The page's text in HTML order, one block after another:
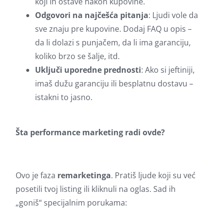
Odgovori na najčešća pitanja: Ljudi vole da
sve znaju pre kupovine. Dodaj FAQ u opis –
da li dolazi s punjačem, da li ima garanciju,
koliko brzo se šalje, itd.
Uključi uporedne prednosti: Ako si jeftiniji,
imaš dužu garanciju ili besplatnu dostavu –
istakni to jasno.
Šta performance marketing radi ovde?
Ovo je faza remarketinga. Pratiš ljude koji su već
posetili tvoj listing ili kliknuli na oglas. Sad ih
„goniš“ specijalnim porukama: